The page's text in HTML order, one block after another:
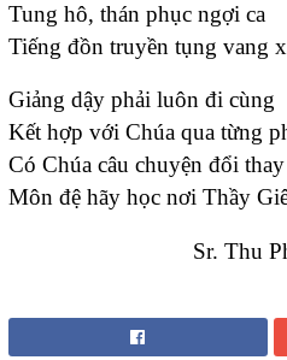
Tung hô, thán phục ngợi ca
Tiếng đồn truyền tụng vang
Giảng dậy phải luôn đi cùng
Kết hợp với Chúa qua từng
Có Chúa câu chuyện đổi thay
Môn đệ hãy học nơi Thầy
Sr. Thu